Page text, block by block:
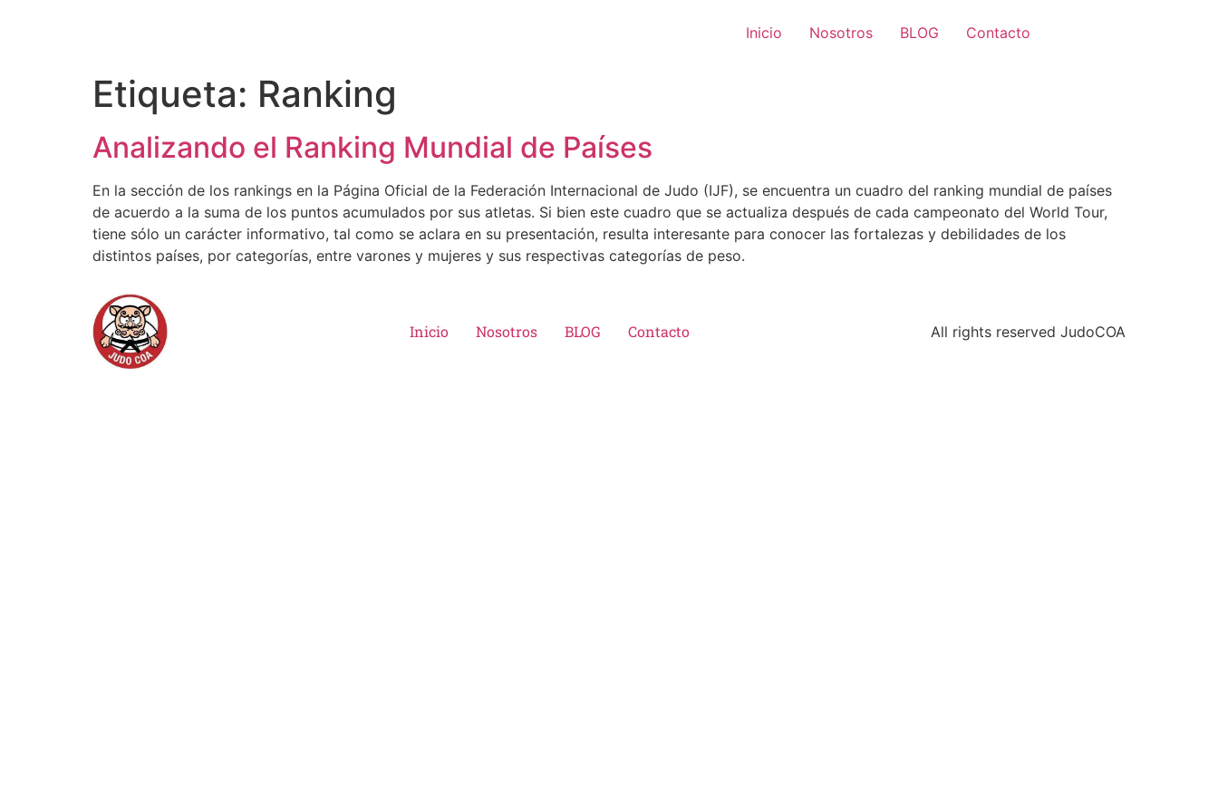
Inicio Nosotros BLOG Contacto
Etiqueta: Ranking
Analizando el Ranking Mundial de Países
En la sección de los rankings en la Página Oficial de la Federación Internacional de Judo (IJF), se encuentra un cuadro del ranking mundial de países
de acuerdo a la suma de los puntos acumulados por sus atletas. Si bien este cuadro que se actualiza después de cada campeonato del World Tour,
tiene sólo un carácter informativo, tal como se aclara en su presentación, resulta interesante para conocer las fortalezas y debilidades de los
distintos países, por categorías, entre varones y mujeres y sus respectivas categorías de peso.
Inicio Nosotros BLOG Contacto All rights reserved JudoCOA